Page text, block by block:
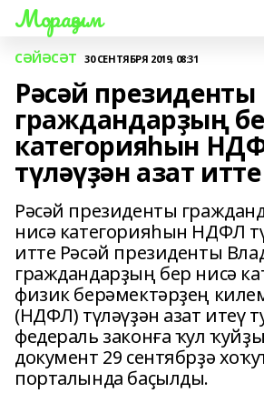
Мораҙым
СӘЙӘСӘТ 30 СЕНТЯБРЯ 2019, 08:31
Рәсәй президенты
граждандарҙың
категорияһын
түләүҙән азат итте
Рәсәй президенты
нисә категорияһын НДФЛ
итте Рәсәй президенты
граждандарҙың бер нисә
физик берәмектәрҙең
(НДФЛ) түләүҙән азат итеү
федераль законға ҡул
документ 29 сентябрҙә
порталында баҫылды.